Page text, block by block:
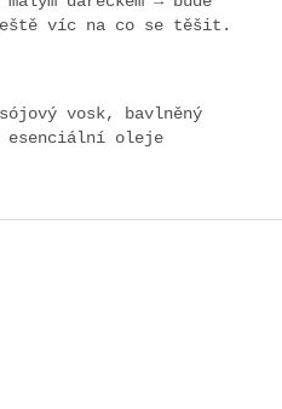
víc na co se těšit.
vosk, bavlněný
esenciální oleje